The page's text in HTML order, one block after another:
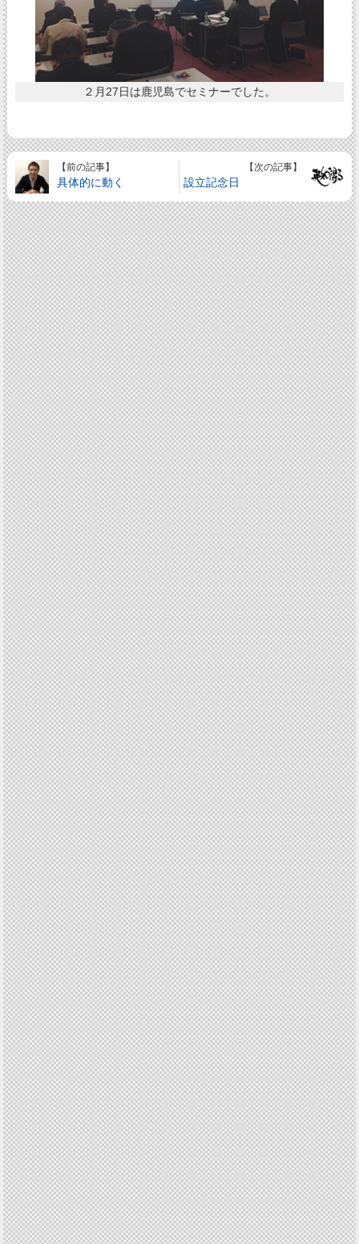
２月27日は鹿児島でセミナーでした。
【前の記事】
具体的に動く
【次の記事】
設立記念日